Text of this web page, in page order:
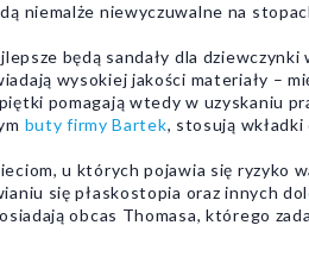
niemalże niewyczuwalne na
będą sandały dla
wysokiej jakości materiały –
pomagają wtedy w uzyskaniu
buty firmy Bartek, stosują
u których pojawia się ryzyko
się płaskostopia oraz innych
obcas Thomasa, którego